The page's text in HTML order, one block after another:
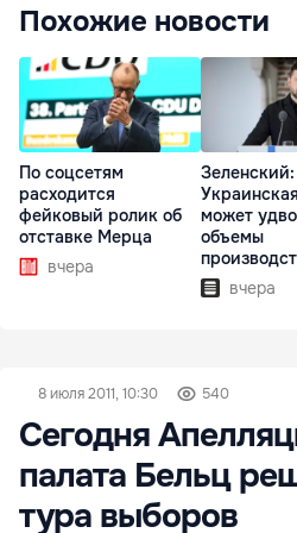
Похожие новости
По соцсетям
расходится
фейковый ролик об
отставке Мерца
вчера
Зеленский:
может
объемы
вчера
8 июля 2011, 10:30 540
Сегодня
палата Бельц
тура выборов